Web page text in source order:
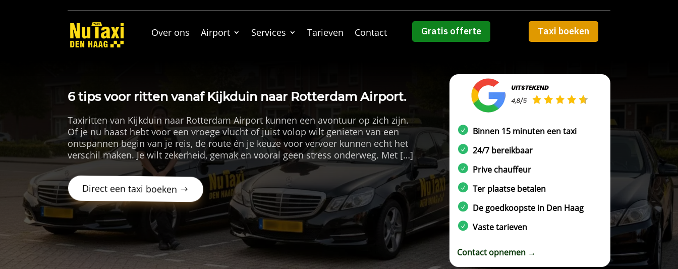
Over ons Airport Services Tarieven Contact Gratis offerte Taxi boeken
6 tips voor ritten vanaf Kijkduin naar Rotterdam Airport.
Taxiritten van Kijkduin naar Rotterdam Airport kunnen een avontuur op zich zijn.
Of je nu haast hebt voor een vroege vlucht of juist volop wilt genieten van een
ontspannen begin van je reis, de route én je keuze voor vervoer kunnen echt het
verschil maken. Je wilt zekerheid, gemak en vooral geen stress onderweg. Met […]
Direct een taxi boeken
Binnen 15 minuten een taxi
24/7 bereikbaar
Prive chauffeur
Ter plaatse betalen
De goedkoopste in Den Haag
Vaste tarieven
Contact opnemen →